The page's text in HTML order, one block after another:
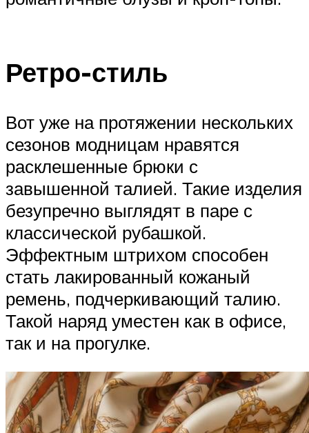
Ретро-стиль
Вот уже на протяжении нескольких
сезонов модницам нравятся
расклешенные брюки с
завышенной талией. Такие изделия
безупречно выглядят в паре с
классической рубашкой.
Эффектным штрихом способен
стать лакированный кожаный
ремень, подчеркивающий талию.
Такой наряд уместен как в офисе,
так и на прогулке.